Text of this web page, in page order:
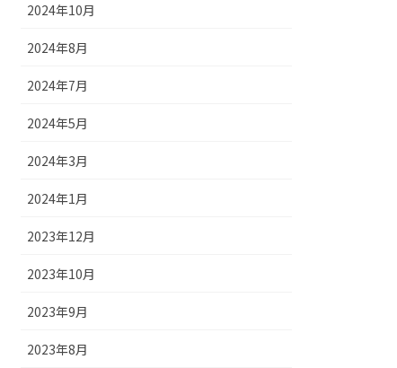
2024年10月
2024年8月
2024年7月
2024年5月
2024年3月
2024年1月
2023年12月
2023年10月
2023年9月
2023年8月